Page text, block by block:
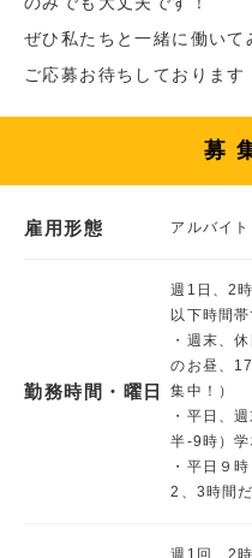
ぜひ私たちと一緒に働いて
ご応募お待ちしております
募
雇用形態 アルバイト
勤務時間・曜日
週1日、2
以下時間
・週末、
のお昼、
集中！）
・平日、
半-9時）学
・平日９
2、3時間
週1回、2